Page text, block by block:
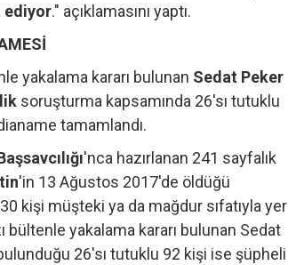
ediyor." açıklamasını yaptı.
yakalama kararı bulunan Sedat Peker
soruşturma kapsamında 26'sı tutuklu
tamamlandı.
'nca hazırlanan 241 sayfalık
'in 13 Ağustos 2017'de öldüğü
kişi müşteki ya da mağdur sıfatıyla yer
bültenle yakalama kararı bulunan Sedat
26'sı tutuklu 92 kişi ise şüpheli